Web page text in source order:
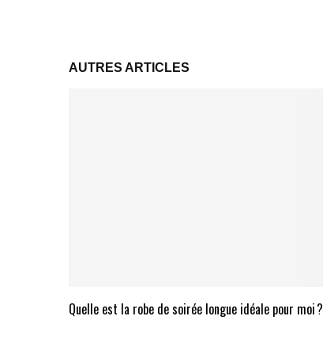
AUTRES ARTICLES
Quelle est la robe de soirée longue idéale pour moi ?